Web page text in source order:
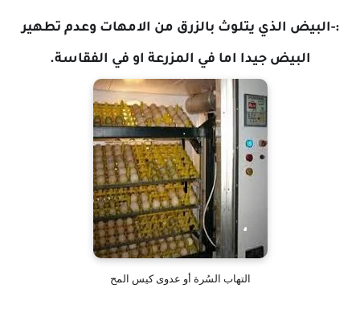
:-البيض الذي يتلوث بالزرق من الامهات وعدم تطهير
البيض جيدا اما في المزرعة او في الفقاسة.
التهاب السُرة أو عدوى كيس المح